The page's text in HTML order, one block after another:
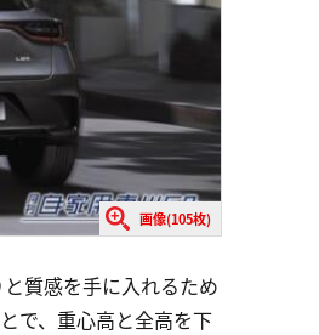
画像(105枚)
質感を手に入れるため
で、重心高と全高を下